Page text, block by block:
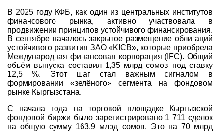
В 2025 году КФБ, как один из центральных институтов
финансового рынка, активно участвовала в
продвижении принципов устойчивого финансирования.
В сентябре началось закрытое размещение облигаций
устойчивого развития ЗАО «KICB», которые приобрела
Международная финансовая корпорация (IFC). Общий
объём выпуска составил 1,35 млрд сомов под ставку
12,5 %. Этот шаг стал важным сигналом в
формировании «зелёного» сегмента на фондовом
рынке Кыргызстана.
С начала года на торговой площадке Кыргызской
фондовой биржи было зарегистрировано 1 711 сделок
на общую сумму 163,9 млрд сомов. Это на 70 млрд